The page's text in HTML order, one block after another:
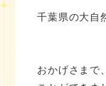
千葉県の大自
おかげさまで